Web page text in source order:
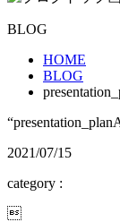
BLOG
HOME
BLOG
2021/07/15
category :
